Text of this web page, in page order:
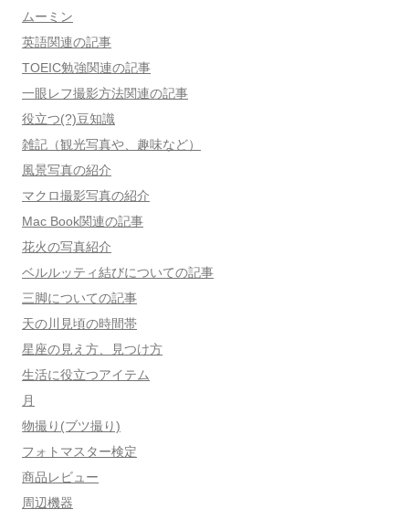
ムーミン
英語関連の記事
TOEIC勉強関連の記事
一眼レフ撮影方法関連の記事
役立つ(?)豆知識
雑記（観光写真や、趣味など）
風景写真の紹介
マクロ撮影写真の紹介
Mac Book関連の記事
花火の写真紹介
ベルルッティ結びについての記事
三脚についての記事
天の川見頃の時間帯
星座の見え方、見つけ方
生活に役立つアイテム
月
物撮り(ブツ撮り)
フォトマスター検定
商品レビュー
周辺機器